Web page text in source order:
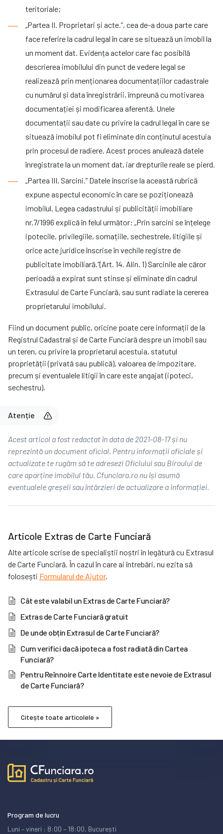
teritoriale;
„Partea II. Proprietari și acte.”, cea de-a doua parte care
face referire la cadrul legal în care se situează un imobil la
un moment dat. Evidența actelor care fac posibilă
descrierea imobilului din punct de vedere legal se
realizează prin menționarea documentațiilor cadastrale
cu numărul și data înregistrării, împreună cu motivarea
documentației și modificarea aferentă. Unele
documentații sau date cu privire la cadrul legal în care se
situează imobilul pot fi eliminate din conținutul acestuia
prin procesul de radiere. Acest proces anulează datele
înregistrate la un moment dat, iar drepturile reale se pierd.
„Partea III. Sarcini.” Datele înscrise la această rubrică
expune aspectul economic în care se poziționează
imobilul. Legea cadastrului și publicității imobiliare
nr.7/1996 explică în felul următor: „Prin sarcini se înțelege
ipotecile, privilegiile, somațiile, sechestrele, litigiile și
orice acte juridice înscrise în vechile registre de
publicitate imobiliară.”(Art. 14. Alin. 1) Sarcinile ale căror
perioadă a expirat sunt stinse și eliminate din cadrul
Extrasului de Carte Funciară, sau sunt radiate la cererea
proprietarului imobilului.
Fiind un document public, oricine poate cere informații de la
Registrul Cadastral și de Carte Funciară despre un imobil sau
un teren, cu privire la proprietarul acestuia, statutul
proprietății (privată sau publică), valoarea de impozitare,
precum și eventualele litigii în care este angajat (ipoteci,
sechestru).
Atenție
Acest articol a fost redactat în data de 2021-08-17 și nu
reprezintă un document oficial. Pentru informații oficiale și
actualizate te rugăm să te adresezi Oficiului sau Biroului de
care aparține imobilul tău. Cfunciara.ro nu își asumă
eventualele greșeli sau întârzieri de actualizare a informației.
Articole Extras de Carte Funciară
Alte articole scrise de specialiștii noștri în legătură cu Extrasul
de Carte Funciară. În cazul în care ai întrebări, nu ezita să
folosești Formularul de Ajutor.
Cât este valabil un Extras de Carte Funciară?
Extras de Carte Funciară gratuit
De unde obțin Extrasul de Carte Funciară?
Cum verifici dacă ipoteca a fost radiată din Cartea
Funciară?
Pentru Reînnoire Carte Identitate este nevoie de Extrasul
de Carte Funciară?
Citește toate articolele »
Program de lucru
Luni – vineri : 8:00 – 18:00, București